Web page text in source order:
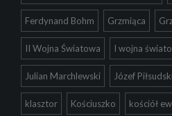
Ferdynand Bohm Grzmiąca
II Wojna Światowa I wojna
Julian Marchlewski Józef
klasztor Kościuszko kościół